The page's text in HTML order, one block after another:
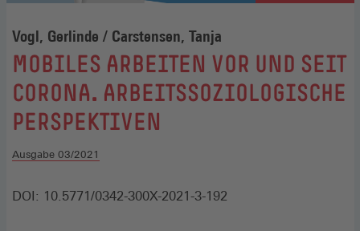
Vogl, Gerlinde / Carstensen, Tanja
:
MOBILES ARBEITEN VOR UND SEIT
CORONA. ARBEITSSOZIOLOGISCHE
PERSPEKTIVEN
Ausgabe 03/2021
DOI: 10.5771/0342-300X-2021-3-192